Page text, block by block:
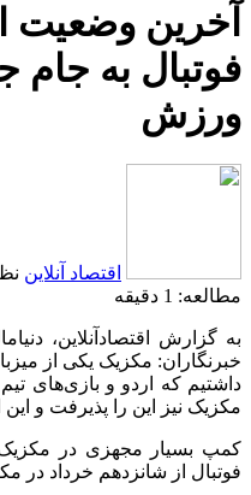
آخرین وضعیت
فوتبال به جام
ورزش
اقتصاد آنلاین
مطالعه: 1 دقیقه
به گزارش اقتصادآنلاین،
خبرنگاران: مکزیک یکی از
داشتیم که اردو و بازی‌های
مکزیک نیز این را پذیرفت و این
کمپ بسیار مجهزی در
فوتبال از شانزدهم خرداد در